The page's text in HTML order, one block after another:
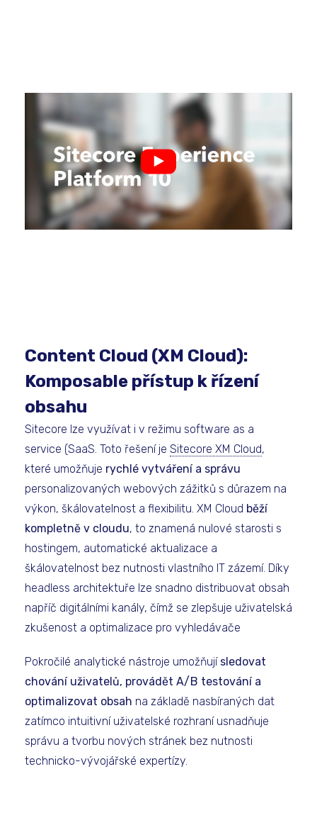
Content Cloud (XM Cloud):
Komposable přístup k řízení
obsahu
Sitecore lze využívat i v režimu software as a
service (SaaS. Toto řešení je Sitecore XM Cloud,
které umožňuje rychlé vytváření a správu
personalizovaných webových zážitků s důrazem na
výkon, škálovatelnost a flexibilitu. XM Cloud běží
kompletně v cloudu, to znamená nulové starosti s
hostingem, automatické aktualizace a
škálovatelnost bez nutnosti vlastního IT zázemí. Díky
headless architektuře lze snadno distribuovat obsah
napříč digitálními kanály, čímž se zlepšuje uživatelská
zkušenost a optimalizace pro vyhledávače
Pokročilé analytické nástroje umožňují sledovat
chování uživatelů, provádět A/B testování a
optimalizovat obsah na základě nasbíraných dat
zatímco intuitivní uživatelské rozhraní usnadňuje
správu a tvorbu nových stránek bez nutnosti
technicko-vývojářské expertízy.